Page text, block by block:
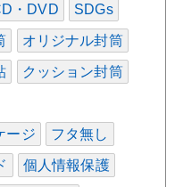
・DVD SDGs
オリジナル封筒
クッション封筒
ージ フタ無し
個人情報保護